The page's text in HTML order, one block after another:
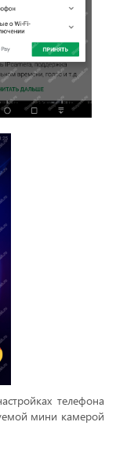
телефона
мини камерой